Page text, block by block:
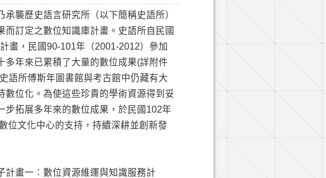
承襲歷史語言研究所（以下簡稱史語所）
訂定之數位知識庫計畫。史語所自民國
畫，民國90-101年（2001-2012）參加
多年來已累積了大量的數位成果(詳附件
語所傅斯年圖書館與考古館中仍藏有大
數位化。為使這些珍貴的學術資源得到妥
步拓展多年來的數位成果，於民國102年
位文化中心的支持，持續深耕並創新發
計畫一：數位資源維運與知識服務計